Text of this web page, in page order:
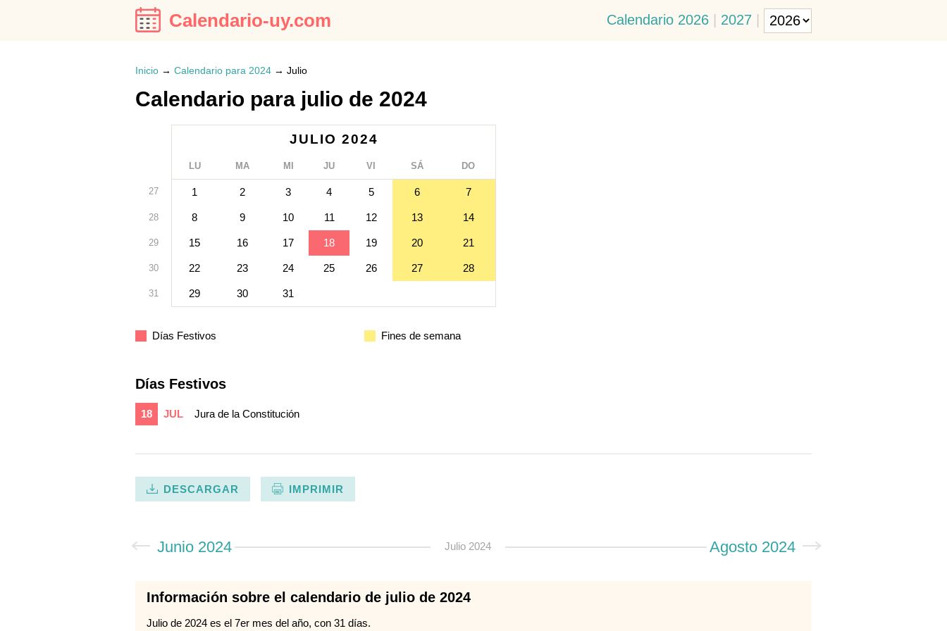
Calendario-uy.com Calendario 2026 | 2027 |
Inicio → Calendario para 2024 → Julio
Calendario para julio de 2024
JULIO 2024
LU MA MI JU VI SÁ DO
27 1 2 3 4 5 6 7
28 8 9 10 11 12 13 14
29 15 16 17 18 19 20 21
30 22 23 24 25 26 27 28
31 29 30 31
Días Festivos Fines de semana
Días Festivos
18 JUL Jura de la Constitución
DESCARGAR IMPRIMIR
Junio 2024 Julio 2024 Agosto 2024
Información sobre el calendario de julio de 2024
Julio de 2024 es el 7er mes del año, con 31 días.